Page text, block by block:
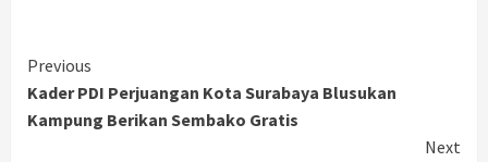
Continue
Reading
Previous
Kader PDI Perjuangan Kota Surabaya Blusukan
Kampung Berikan Sembako Gratis
Next